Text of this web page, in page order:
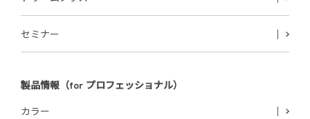
セミナー
製品情報（for プロフェッショナル）
カラー